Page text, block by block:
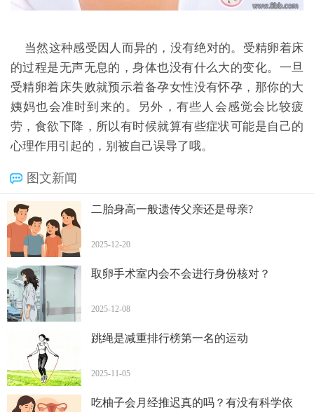
当然这种感受因人而异的，没有绝对的。受精卵着床
的过程是无声无息的，身体也没有什么大的变化。一旦
受精卵着床失败就预示着备孕女性没有怀孕，那你的大
姨妈也会准时到来的。另外，有些人会感觉会比较疲
劳，食欲下降，所以有时候就算有些症状可能是自己的
心理作用引起的，别被自己误导了哦。
图文新闻
二胎身高一般遗传父亲还是母亲?
2025-12-20
取卵手术室内会不会进行身份核对？
2025-12-08
跳绳是减重排行榜第一名的运动
2025-11-05
吃柚子会月经推迟真的吗？有没有科学依